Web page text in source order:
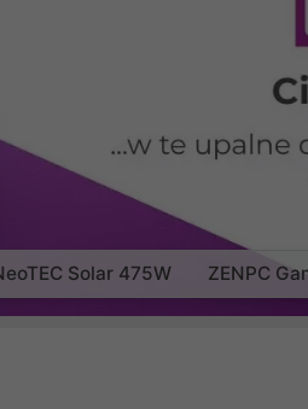
Solar 475W ZENPC